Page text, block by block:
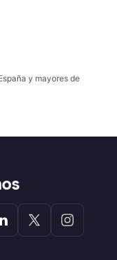
y mayores de